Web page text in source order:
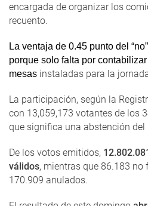
encargada de organizar los
recuento.
La ventaja de 0.45 punto del
porque solo falta por
mesas instaladas para la
La participación, según la
con 13,059,173 votantes de los
que significa una abstención del
De los votos emitidos,
válidos, mientras que 86.183 no
170.909 anulados.